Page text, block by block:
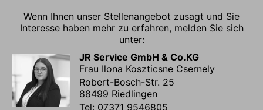
Wenn Ihnen unser Stellenangebot zusagt und Sie
Interesse haben mehr zu erfahren, melden Sie sich
unter:
JR Service GmbH & Co.KG
Frau Ilona Koszticsne Csernely
Robert-Bosch-Str. 25
88499 Riedlingen
Tel: 07371 9546805